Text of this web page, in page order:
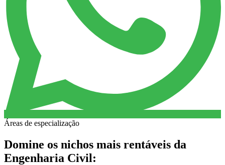
Áreas de especialização
Domine os nichos mais rentáveis da
Engenharia Civil: